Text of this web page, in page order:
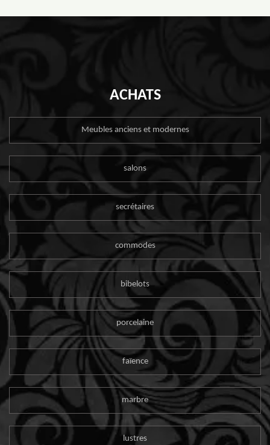
ACHATS
Meubles anciens et modernes
salons
secrétaires
commodes
bibelots
porcelaine
faïence
marbre
lustres